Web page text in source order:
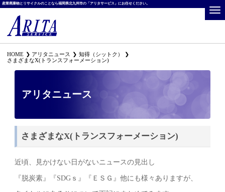
産業廃棄物とリサイクルのことなら福岡県北九州市の「アリタサービス」にお任せください。
HOME アリタニュース
知得（シットク）
さまざまなX(トランスフォーメーション)
アリタニュース
さまざまなX(トランスフォーメーション)
近頃、見かけない日がないニュースの見出し
『脱炭素』『SDGｓ』『ＥＳＧ』他にも様々ありますが、